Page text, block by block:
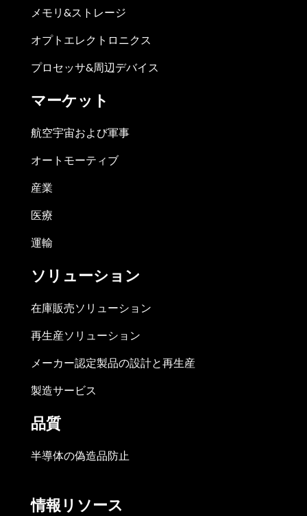
メモリ&ストレージ
オプトエレクトロニクス
プロセッサ&周辺デバイス
マーケット
航空宇宙および軍事
オートモーティブ
産業
医療
運輸
ソリューション
在庫販売ソリューション
再生産ソリューション
メーカー認定製品の設計と再生産
製造サービス
品質
半導体の偽造品防止
情報リソース